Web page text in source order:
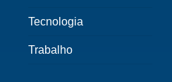
Tecnologia
Trabalho